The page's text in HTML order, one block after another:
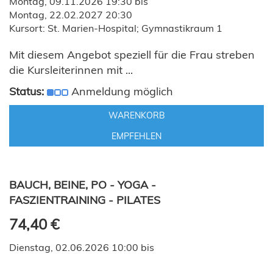
Montag, 22.02.2027 20:30
Kursort: St. Marien-Hospital; Gymnastikraum 1
Mit diesem Angebot speziell für die Frau streben
die Kursleiterinnen mit ...
Status:
Anmeldung möglich
WARENKORB
EMPFEHLEN
BAUCH, BEINE, PO - YOGA -
FASZIENTRAINING - PILATES
74,40 €
Dienstag, 02.06.2026 10:00 bis